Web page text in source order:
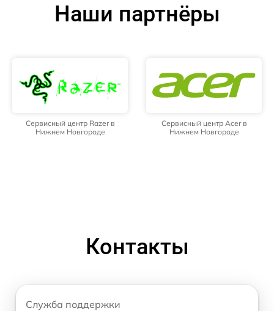
Наши партнёры
Сервисный центр Razer в
Нижнем Новгороде
Сервисный центр Acer в
Нижнем Новгороде
Контакты
Служба поддержки